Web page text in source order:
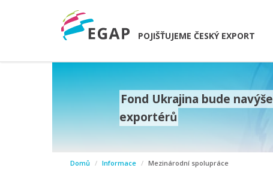
POJIŠŤUJEME ČESKÝ EXPORT
Fond Ukrajina bude
exportérů
Domů Informace Mezinárodní spolupráce